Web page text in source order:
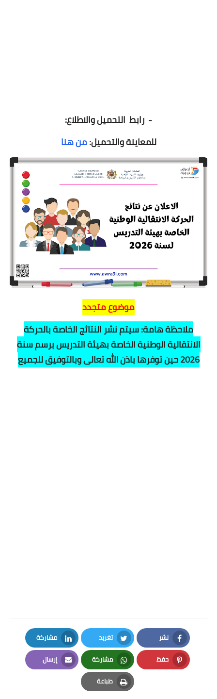
- رابط التحميل والاطلاع:
للمعاينة والتحميل:من هنا
موضوع متجدد
ملاحظة هامة: سيتم نشر النتائج الخاصة بالحركة
الانتقالية الوطنية الخاصة بهيئة التدريس برسم سنة
2026 حين توفرها باذن الله تعالى وبالتوفيق للجميع
نشر
Facebook
تغريد
Twitter
مشاركة
LinkedIn
حفظ
Pinterest
مشاركة
Whatsapp
إرسال
Email
طباعة
Print